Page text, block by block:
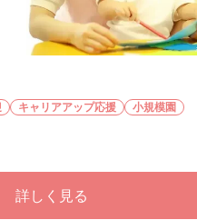
キャリアアップ応援
小規模園
詳しく見る